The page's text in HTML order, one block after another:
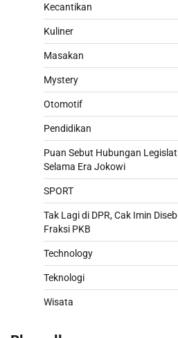
Kecantikan
Kuliner
Masakan
Mystery
Otomotif
Pendidikan
Puan Sebut Hubungan
Selama Era Jokowi
SPORT
Tak Lagi di DPR, Cak Imin
Fraksi PKB
Technology
Teknologi
Wisata